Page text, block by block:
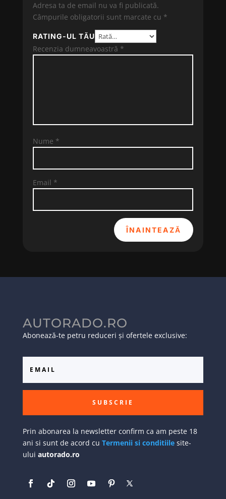
Adresa ta de email nu va fi publicată.
Câmpurile obligatorii sunt marcate cu *
RATING-UL TĂU
Recenzia dumneavoastră *
Nume *
Email *
ÎNAINTEAZĂ
AUTORADO.RO
Abonează-te petru reduceri și ofertele exclusive:
SUBSCRIE
Prin abonarea la newsletter confirm ca am peste 18
ani si sunt de acord cu Termenii si conditiilesite-
ului autorado.ro